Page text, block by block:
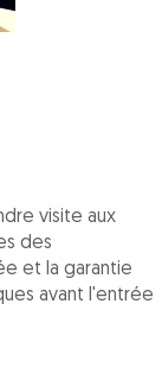
visite aux
des
et la garantie
avant l'entrée